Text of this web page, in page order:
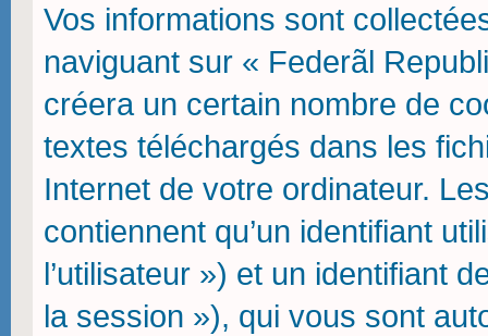
Vos informations sont
naviguant sur « Federãl
créera un certain nombre de
textes téléchargés dans les
Internet de votre ordinateur.
contiennent qu’un identifiant
l’utilisateur ») et un identifiant
la session »), qui vous sont